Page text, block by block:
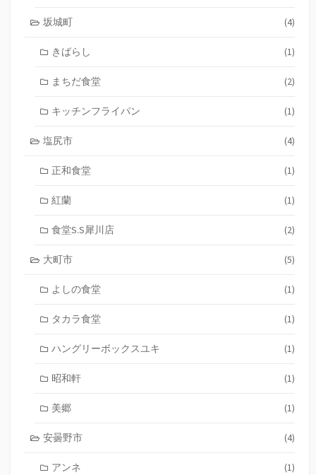
坂城町 (4)
きばらし (1)
まちだ食堂 (2)
キッチンフライパン (1)
塩尻市 (4)
正和食堂 (1)
紅蘭 (1)
食堂S.S犀川店 (2)
大町市 (5)
よしの食堂 (1)
タカラ食堂 (1)
ハングリーボックスユキ (1)
昭和軒 (1)
美郷 (1)
安曇野市 (4)
アンネ (1)